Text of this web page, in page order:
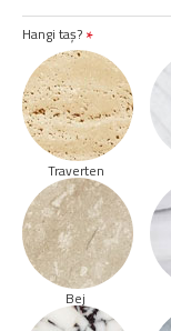
Hangi taş?
Traverten
Bej